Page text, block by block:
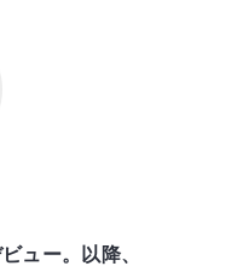
ュー。以降、